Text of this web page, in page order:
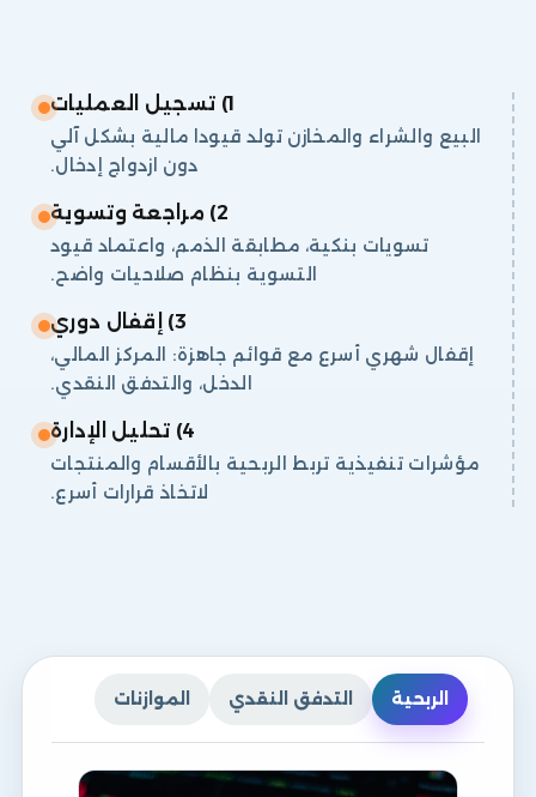
1) تسجيل العمليات
البيع والشراء والمخازن تولد قيودا مالية بشكل آلي
دون ازدواج إدخال.
2) مراجعة وتسوية
تسويات بنكية، مطابقة الذمم، واعتماد قيود
التسوية بنظام صلاحيات واضح.
3) إقفال دوري
إقفال شهري أسرع مع قوائم جاهزة: المركز المالي،
الدخل، والتدفق النقدي.
4) تحليل الإدارة
مؤشرات تنفيذية تربط الربحية بالأقسام والمنتجات
لاتخاذ قرارات أسرع.
الربحية التدفق النقدي الموازنات